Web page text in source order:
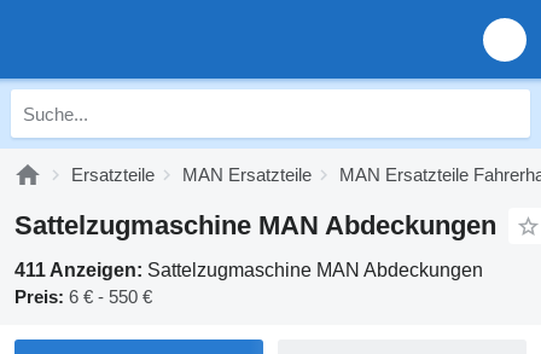
Ersatzteile MAN Ersatzteile MAN Ersatzteile
Sattelzugmaschine MAN Abdeckungen
411 Anzeigen: Sattelzugmaschine MAN Abdeckungen
Preis: 6 € - 550 €